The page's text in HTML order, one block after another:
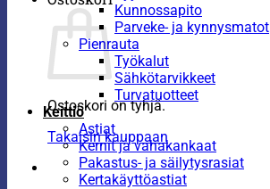
Ostoskori on tyhjä.
Takaisin kauppaan
Kunnossapito
Parveke- ja kynnysmatot
Pienrauta
Työkalut
Sähkötarvikkeet
Turvatuotteet
Keittiö
Astiat
Kernit ja vahakankaat
Pakastus- ja säilytysrasiat
Kertakäyttöastiat